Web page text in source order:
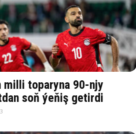
milli toparyna 90-njy
soň ýeňiş getirdi